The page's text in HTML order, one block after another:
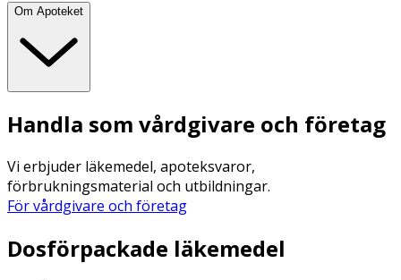
Om Apoteket
Handla som vårdgivare och företag
Vi erbjuder läkemedel, apoteksvaror,
förbrukningsmaterial och utbildningar.
För vårdgivare och företag
Dosförpackade läkemedel